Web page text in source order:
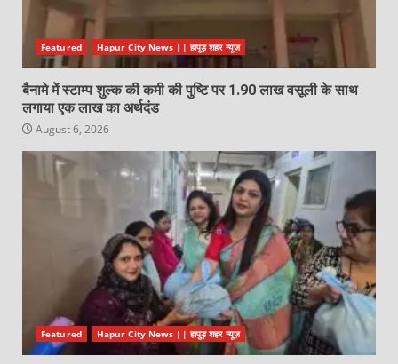
Featured Hapur City News || हापुड़ शहर न्यूज़
बैनामे में स्टाम्प शुल्क की कमी की पुष्टि पर 1.90 लाख वसूली के साथ
लगाया एक लाख का अर्थदंड
August 6, 2026
Featured Hapur City News || हापुड़ शहर न्यूज़